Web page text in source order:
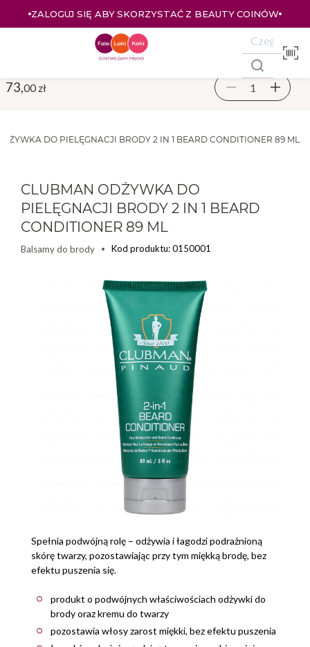
ZALOGUJ SIĘ ABY SKORZYSTAĆ Z BEAUTY COINÓW
DO PIELĘGNACJI BRODY 2 IN 1 BEARD CONDITIONER 89 ML
CLUBMAN ODŻYWKA DO
PIELĘGNACJI BRODY 2 IN 1 BEARD
CONDITIONER 89 ML
Balsamy do brody Kod produktu: 0150001
Spełnia podwójną rolę – odżywia i łagodzi podrażnioną
skórę twarzy, pozostawiając przy tym miękką brodę, bez
efektu puszenia się.
produkt o podwójnych właściwościach odżywki do
brody oraz kremu do twarzy
pozostawia włosy zarost miękki, bez efektu puszenia
73, 00 zł